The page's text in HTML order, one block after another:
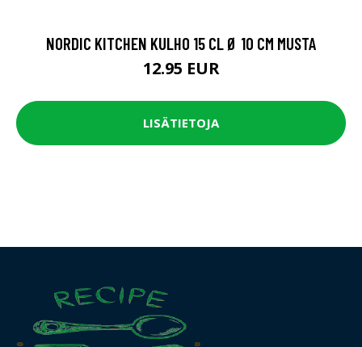
NORDIC KITCHEN KULHO 15 CL Ø 10 CM MUSTA
12.95 EUR
LISÄTIETOJA